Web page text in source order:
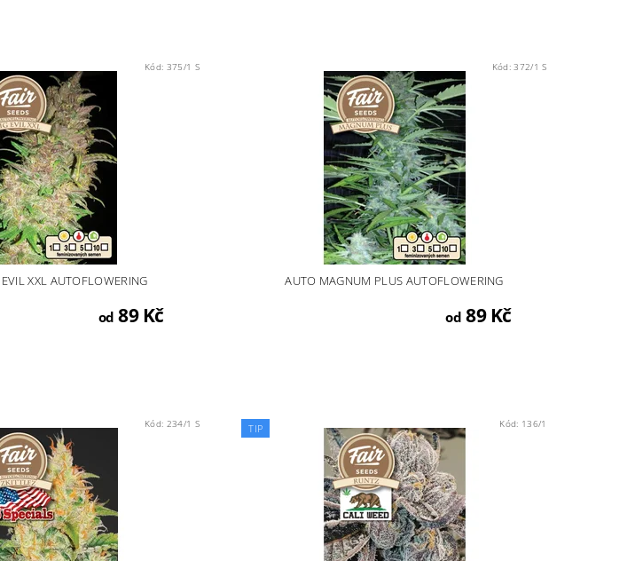
Kód: 375/1 S
XXL AUTOFLOWERING
od 89 Kč
Kód:372/1 S
AUTO MAGNUM PLUS AUTOFLOWERING
od 89 Kč
Kód: 234/1 S TIP Kód: 136/1